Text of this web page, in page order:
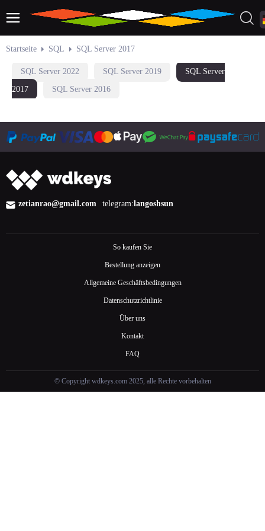
Startseite SQL SQL Server 2017
SQL Server 2022 SQL Server 2019
SQL Server
2017
SQL Server 2016
zetianrao@gmail.com telegram:langoshsun
So kaufen Sie
Bestellung anzeigen
Allgemeine Geschäftsbedingungen
Datenschutzrichtlinie
Über uns
Kontakt
FAQ
© Copyright wdkeys.com 2025, alle Rechte vorbehalten